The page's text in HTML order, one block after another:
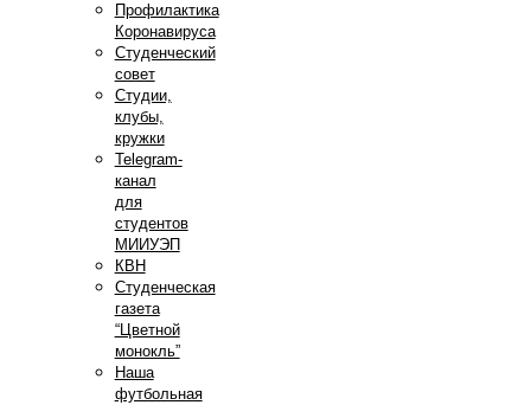
Профилактика
Коронавируса
Студенческий
совет
Студии,
клубы,
кружки
Telegram-
канал
для
студентов
МИИУЭП
КВН
Студенческая
газета
“Цветной
монокль”
Наша
футбольная